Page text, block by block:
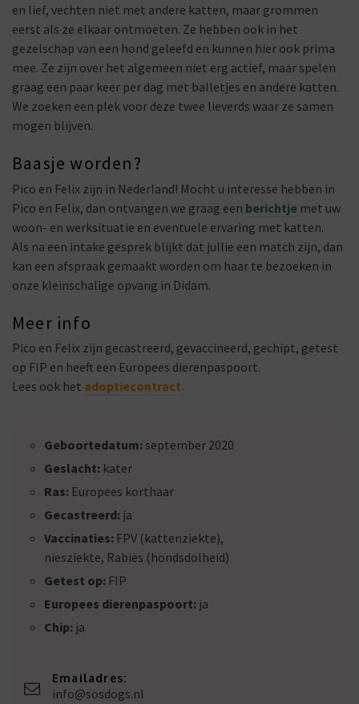
en lief, vechten niet met andere katten, maar grommen
eerst als ze elkaar ontmoeten. Ze hebben ook in het
gezelschap van een hond geleefd en kunnen hier ook prima
mee. Ze zijn over het algemeen niet erg actief, maar spelen
graag een paar keer per dag met balletjes en andere katten.
We zoeken een plek voor deze twee lieverds waar ze samen
mogen blijven.
Baasje worden?
Pico en Felix zijn in Nederland! Mocht u interesse hebben in
Pico en Felix, dan ontvangen we graag een berichtje met uw
woon- en werksituatie en eventuele ervaring met katten.
Als na een intake gesprek blijkt dat jullie een match zijn, dan
kan een afspraak gemaakt worden om haar te bezoeken in
onze kleinschalige opvang in Didam.
Meer info
Pico en Felix zijn gecastreerd, gevaccineerd, gechipt, getest
op FIP en heeft een Europees dierenpaspoort.
Lees ook het adoptiecontract.
Geboortedatum: september 2020
Geslacht: kater
Ras: Europees korthaar
Gecastreerd: ja
Vaccinaties: FPV (kattenziekte),
niesziekte, Rabiës (hondsdolheid)
Getest op: FIP
Europees dierenpaspoort: ja
Chip: ja
Emailadres:
info@sosdogs.nl